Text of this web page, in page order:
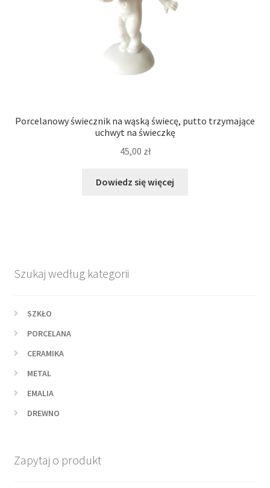
Porcelanowy świecznik na wąską świecę, putto trzymające
uchwyt na świeczkę
45,00 zł
Dowiedz się więcej
Szukaj według kategorii
SZKŁO
PORCELANA
CERAMIKA
METAL
EMALIA
DREWNO
Zapytaj o produkt